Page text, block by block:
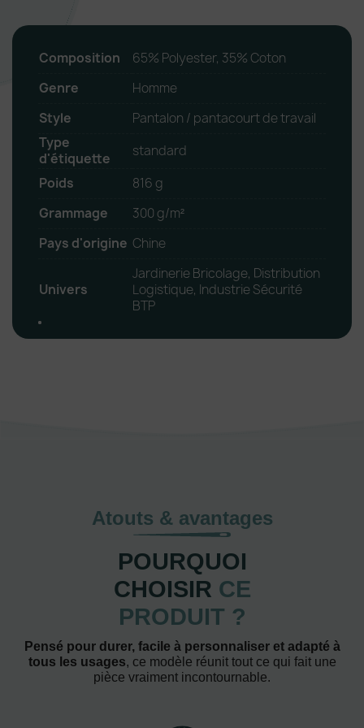
Composition
65% Polyester, 35% Coton
Genre
Homme
Style
Pantalon / pantacourt de travail
Type
d'étiquette
standard
Poids
816 g
Grammage
300 g/m²
Pays d'origine Chine
Univers
Jardinerie Bricolage, Distribution
Logistique, Industrie Sécurité
BTP
Atouts & avantages
POURQUOI
CHOISIR CE
PRODUIT ?
Pensé pour durer, facile à personnaliser et adapté à
tous les usages, ce modèle réunit tout ce qui fait une
pièce vraiment incontournable.